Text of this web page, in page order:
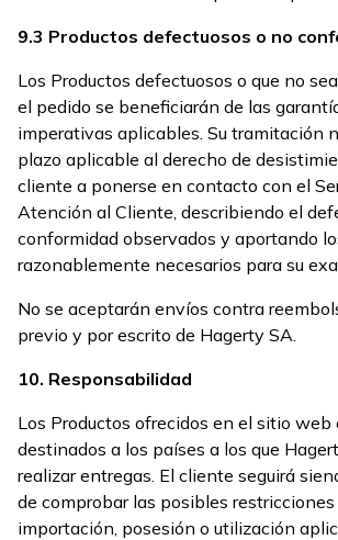
9.3 Productos defectuosos o no
Los Productos defectuosos o que no
el pedido se beneficiarán de las
imperativas aplicables. Su tramitación
plazo aplicable al derecho de
cliente a ponerse en contacto con el
Atención al Cliente, describiendo el
conformidad observados y aportando
razonablemente necesarios para su
No se aceptarán envíos contra
previo y por escrito de Hagerty SA.
10. Responsabilidad
Los Productos ofrecidos en el sitio web
destinados a los países a los que
realizar entregas. El cliente seguirá
de comprobar las posibles
importación, posesión o utilización